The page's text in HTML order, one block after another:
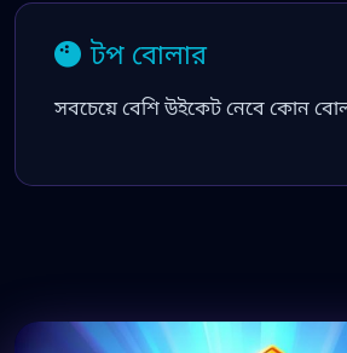
টপ বোলার
সবচেয়ে বেশি উইকেট নেবে কোন